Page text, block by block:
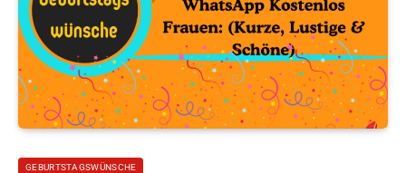
GEBURTSTAGSWÜNSCHE